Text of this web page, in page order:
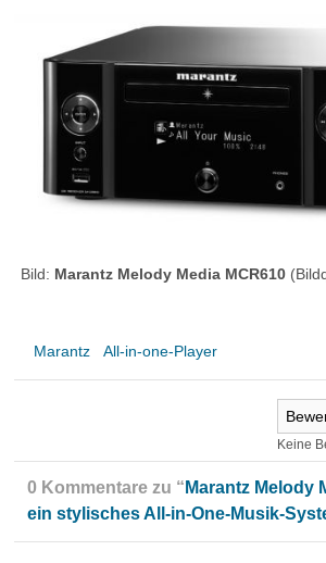
Bild: Marantz Melody Media MCR610
Marantz All-in-one-Player
Keine
0 Kommentare zu “ Marantz Melody
ein stylisches All-in-One-Musik-